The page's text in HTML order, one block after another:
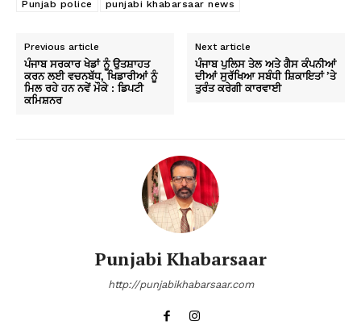
Punjab police punjabi khabarsaar news
Previous article
ਪੰਜਾਬ ਸਰਕਾਰ ਖੇਡਾਂ ਨੂੰ ਉਤਸ਼ਾਹਤ
ਕਰਨ ਲਈ ਵਚਨਬੱਧ, ਖਿਡਾਰੀਆਂ ਨੂੰ
ਮਿਲ ਰਹੇ ਹਨ ਨਵੇਂ ਮੌਕੇ : ਡਿਪਟੀ
ਕਮਿਸ਼ਨਰ
Next article
ਪੰਜਾਬ ਪੁਲਿਸ ਤੇਲ ਅਤੇ ਗੈਸ ਕੰਪਨੀਆਂ
ਦੀਆਂ ਸੁਰੱਖਿਆ ਸਬੰਧੀ ਸ਼ਿਕਾਇਤਾਂ ’ਤੇ
ਤੁਰੰਤ ਕਰੇਗੀ ਕਾਰਵਾਈ
Punjabi Khabarsaar
http://punjabikhabarsaar.com